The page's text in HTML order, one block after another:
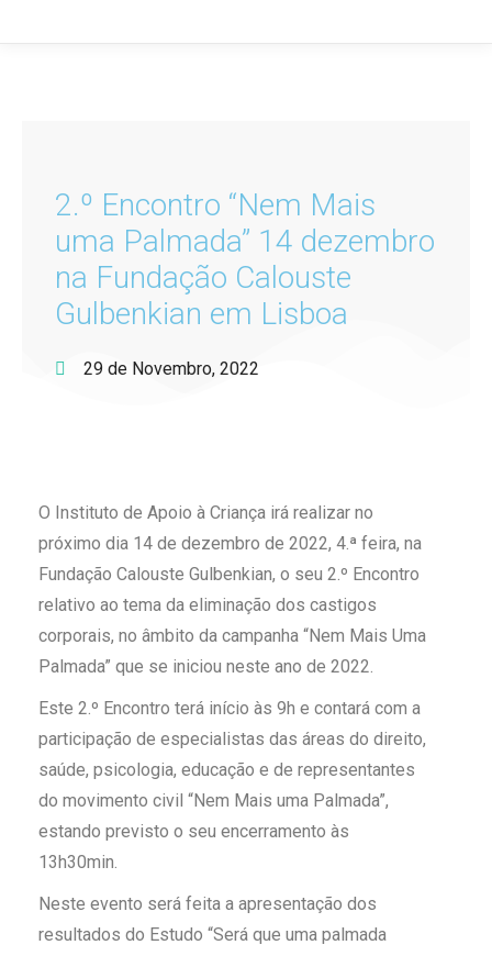
2.º Encontro “Nem Mais
uma Palmada” 14 dezembro
na Fundação Calouste
Gulbenkian em Lisboa
29 de Novembro, 2022
O Instituto de Apoio à Criança irá realizar no
próximo dia 14 de dezembro de 2022, 4.ª feira, na
Fundação Calouste Gulbenkian, o seu 2.º Encontro
relativo ao tema da eliminação dos castigos
corporais, no âmbito da campanha “Nem Mais Uma
Palmada” que se iniciou neste ano de 2022.
Este 2.º Encontro terá início às 9h e contará com a
participação de especialistas das áreas do direito,
saúde, psicologia, educação e de representantes
do movimento civil “Nem Mais uma Palmada”,
estando previsto o seu encerramento às
13h30min.
Neste evento será feita a apresentação dos
resultados do Estudo “Será que uma palmada